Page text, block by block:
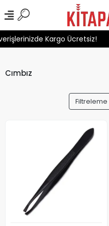
Kargo Ücretsiz!
Cımbız
Filtreleme